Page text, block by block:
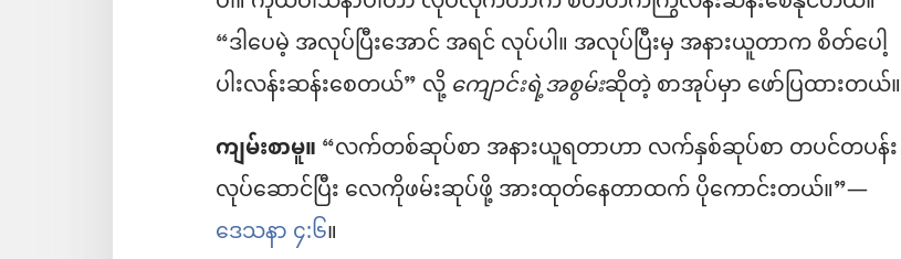
“ဒါပေမဲ့ အလုပ်ပြီးအောင် အရင် လုပ်ပါ။ အလုပ်ပြီးမှ အနားယူတာက စိတ်ပေါ့
ပါးလန်းဆန်းစေတယ်” လို့ကျောင်းရဲ့အစွမ်းဆိုတဲ့ စာအုပ်မှာ ဖော်ပြထားတယ်။
ကျမ်းစာမူ။“လက်တစ်ဆုပ်စာ အနားယူရတာဟာ လက်နှစ်ဆုပ်စာ တပင်တပန်း
လုပ်ဆောင်ပြီး လေကိုဖမ်းဆုပ်ဖို့ အားထုတ်နေတာထက် ပိုကောင်းတယ်။”—
ဒေသနာ ၄:၆။